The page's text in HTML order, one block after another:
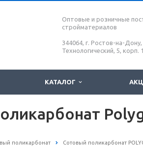
Оптовые и розничные
стройматериалов
344064, г. Ростов-на-Дону,
Технологический, 5, корп. 1
КАТАЛОГ
поликарбонат Сотовый поликарбонат